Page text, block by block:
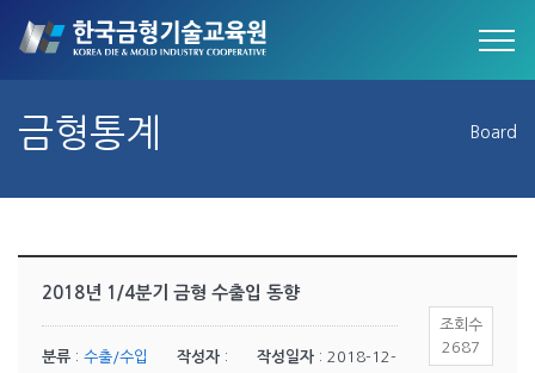
금형통계 Board
2018년 1/4분기 금형 수출입 동향
분류 : 수출/수입 작성자 : 작성일자 : 2018-12-
조회수
2687